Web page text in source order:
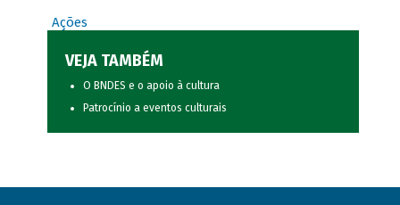
Ações
VEJA TAMBÉM
O BNDES e o apoio à cultura
Patrocínio a eventos culturais